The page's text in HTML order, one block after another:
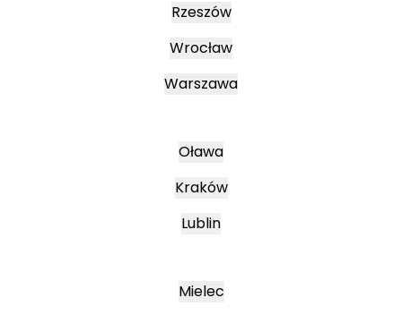
Rzeszów
Wrocław
Warszawa
Oława
Kraków
Lublin
Mielec